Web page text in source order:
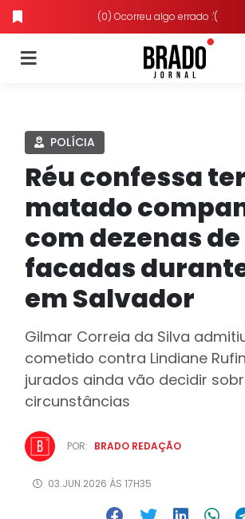
(0) Ocorreu algo errado :'(
POLÍCIA
Réu confessa ter
matado
com dezenas de
facadas
em Salvador
Gilmar Correia da Silva
cometido contra Lindiane
jurados ainda vão decidir
circunstâncias
POR: BRADO REDAÇÃO
03.JUN.2026 ÀS 17H35